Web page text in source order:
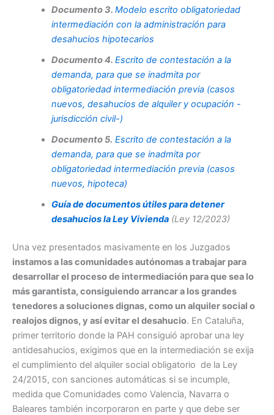
Documento 3. Modelo escrito obligatoriedad
intermediación con la administración para
desahucios hipotecarios
Documento 4. Escrito de contestación a la
demanda, para que se inadmita por
obligatoriedad intermediación previa (casos
nuevos, desahucios de alquiler y ocupación -
jurisdicción civil-)
Documento 5. Escrito de contestación a la
demanda, para que se inadmita por
obligatoriedad intermediación previa (casos
nuevos, hipoteca)
Guía de documentos útiles para detener
desahucios la Ley Vivienda(Ley 12/2023)
Una vez presentados masivamente en los Juzgados
instamos a las comunidades autónomas a trabajar para
desarrollar el proceso de intermediación para que sea lo
más garantista, consiguiendo arrancar a los grandes
tenedores a soluciones dignas, como un alquiler social o
realojos dignos, y así evitar el desahucio. En Cataluña,
primer territorio donde la PAH consiguió aprobar una ley
antidesahucios, exigimos que en la intermediación se exija
el cumplimiento del alquiler social obligatorio de la Ley
24/2015, con sanciones automáticas si se incumple,
medida que Comunidades como Valencia, Navarra o
Baleares también incorporaron en parte y que debe ser